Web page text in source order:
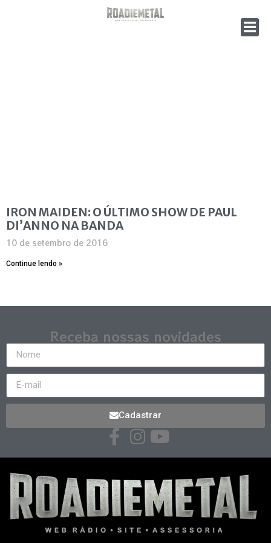
IRON MAIDEN: O ÚLTIMO SHOW DE PAUL
DI’ANNO NA BANDA
10 de setembro de 2016
Continue lendo »
Receba nossas novidades
Cadastrar